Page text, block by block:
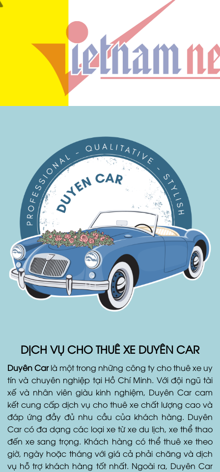
DỊCH VỤ CHO THUÊ XE DUYÊN CAR
Duyên Carlà một trong những công ty cho thuê xe uy
tín và chuyên nghiệp tại Hồ Chí Minh. Với đội ngũ tài
xế và nhân viên giàu kinh nghiệm, Duyên Car cam
kết cung cấp dịch vụ cho thuê xe chất lượng cao và
đáp ứng đầy đủ nhu cầu của khách hàng. Duyên
Car có đa dạng các loại xe từ xe du lịch, xe thể thao
đến xe sang trọng. Khách hàng có thể thuê xe theo
giờ, ngày hoặc tháng với giá cả phải chăng và dịch
vụ hỗ trợ khách hàng tốt nhất. Ngoài ra, Duyên Car